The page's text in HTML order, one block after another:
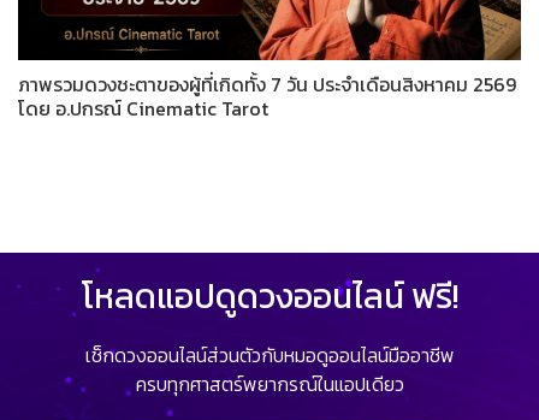
ภาพรวมดวงชะตาของผู้ที่เกิดทั้ง 7 วัน ประจำเดือนสิงหาคม 2569
โดย อ.ปกรณ์ Cinematic Tarot
โหลดแอปดูดวงออนไลน์ ฟรี!
เช็กดวงออนไลน์ส่วนตัวกับหมอดูออนไลน์มืออาชีพ
ครบทุกศาสตร์พยากรณ์ในแอปเดียว